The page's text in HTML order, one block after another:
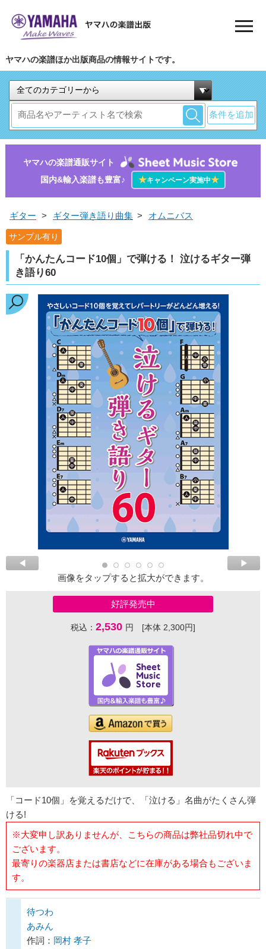
ヤマハの楽譜ほか出版商品の情報サイトです。
条件を追加
ヤマハの楽譜通販サイト
国内&輸入楽譜も豊富♪
★キャンペーン実施中★
ギター > ギター弾き語り曲集 > オムニバス
サンプル有り
「かんたんコード10個」で弾ける！ 泣けるギター弾
き語り60
画像をタップすると拡大ができます。
好評発売中
税込： 2,530 円 [本体 2,300円]
「コード10個」を覚えるだけで、「泣ける」名曲がたくさん弾
ける!
※大変申し訳ありませんが、こちらの商品は弊社品切れ中で
ございます。
最寄りの楽器店または書店などに在庫がある場合もございま
す。
待つわ
あみん
作詞： 岡村 孝子